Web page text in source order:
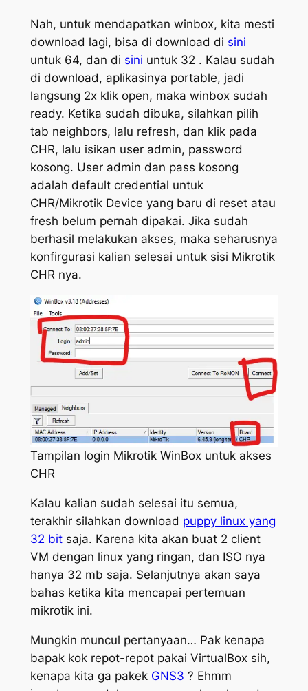
Nah, untuk mendapatkan winbox, kita mesti
download lagi, bisa di download di sini
untuk 64, dan di sini untuk 32 . Kalau sudah
di download, aplikasinya portable, jadi
langsung 2x klik open, maka winbox sudah
ready. Ketika sudah dibuka, silahkan pilih
tab neighbors, lalu refresh, dan klik pada
CHR, lalu isikan user admin, password
kosong. User admin dan pass kosong
adalah default credential untuk
CHR/Mikrotik Device yang baru di reset atau
fresh belum pernah dipakai. Jika sudah
berhasil melakukan akses, maka seharusnya
konfirgurasi kalian selesai untuk sisi Mikrotik
CHR nya.
Tampilan login Mikrotik WinBox untuk akses
CHR
Kalau kalian sudah selesai itu semua,
terakhir silahkan download puppy linux yang
32 bitsaja. Karena kita akan buat 2 client
VM dengan linux yang ringan, dan ISO nya
hanya 32 mb saja. Selanjutnya akan saya
bahas ketika kita mencapai pertemuan
mikrotik ini.
Mungkin muncul pertanyaan… Pak kenapa
bapak kok repot-repot pakai VirtualBox sih,
kenapa kita ga pakek GNS3 ? Ehmm